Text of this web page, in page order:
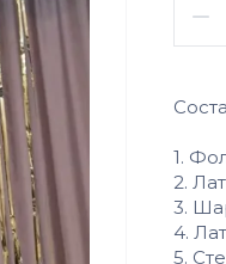
1.
2.
3.
4.
5.